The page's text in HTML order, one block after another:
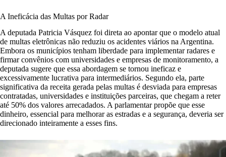
A Ineficácia das Multas por Radar
A deputada Patricia Vásquez foi direta ao apontar que o modelo atual
de multas eletrônicas não reduziu os acidentes viários na Argentina.
Embora os municípios tenham liberdade para implementar radares e
firmar convênios com universidades e empresas de monitoramento, a
deputada sugere que essa abordagem se tornou ineficaz e
excessivamente lucrativa para intermediários. Segundo ela, parte
significativa da receita gerada pelas multas é desviada para empresas
contratadas, universidades e instituições parceiras, que chegam a reter
até 50% dos valores arrecadados. A parlamentar propõe que esse
dinheiro, essencial para melhorar as estradas e a segurança, deveria ser
direcionado inteiramente a esses fins.